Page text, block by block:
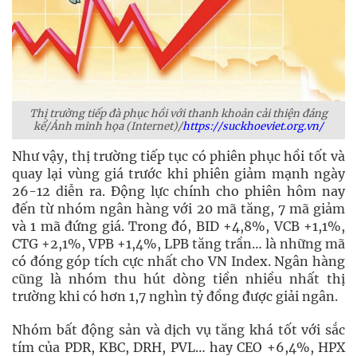
Thị trường tiếp đà phục hồi với thanh khoản cải thiện đáng
kể/Ảnh minh họa (Internet)/https://suckhoeviet.org.vn/
Như vậy, thị trường tiếp tục có phiên phục hồi tốt và
quay lại vùng giá trước khi phiên giảm mạnh ngày
26-12 diễn ra. Động lực chính cho phiên hôm nay
đến từ nhóm ngân hàng với 20 mã tăng, 7 mã giảm
và 1 mã đứng giá. Trong đó, BID +4,8%, VCB +1,1%,
CTG +2,1%, VPB +1,4%, LPB tăng trần… là những mã
có đóng góp tích cực nhất cho VN Index. Ngân hàng
cũng là nhóm thu hút dòng tiền nhiều nhất thị
trường khi có hơn 1,7 nghìn tỷ đồng được giải ngân.
Nhóm bất động sản và dịch vụ tăng khá tốt với sắc
tím của PDR, KBC, DRH, PVL… hay CEO +6,4%, HPX